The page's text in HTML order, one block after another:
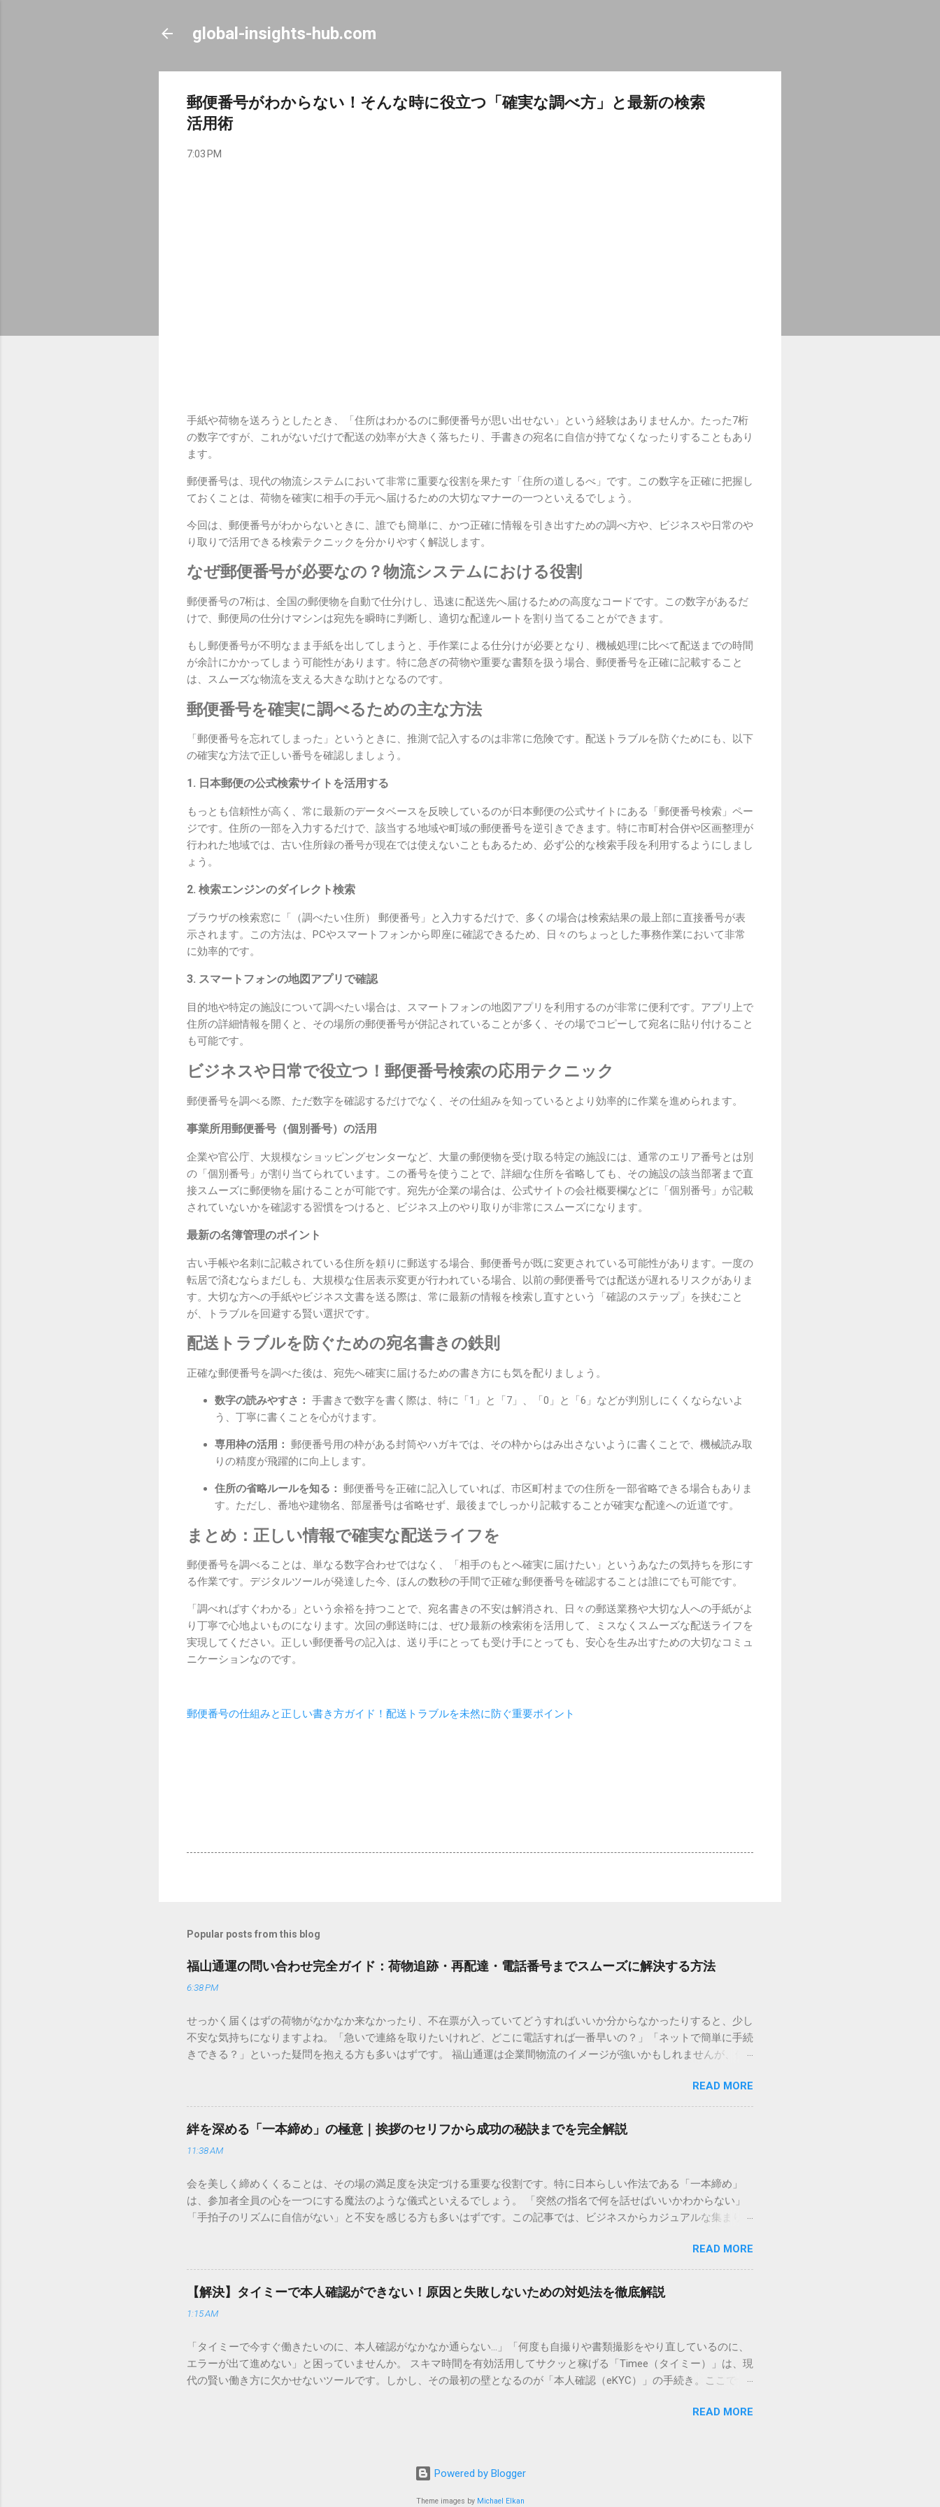
global-insights-hub.com
郵便番号がわからない！そんな時に役立つ「確実な調べ方」と最新の検索
活用術
7:03 PM
手紙や荷物を送ろうとしたとき、「住所はわかるのに郵便番号が思い出せない」という経験はありませんか。たった7桁
の数字ですが、これがないだけで配送の効率が大きく落ちたり、手書きの宛名に自信が持てなくなったりすることもあり
ます。
郵便番号は、現代の物流システムにおいて非常に重要な役割を果たす「住所の道しるべ」です。この数字を正確に把握し
ておくことは、荷物を確実に相手の手元へ届けるための大切なマナーの一つといえるでしょう。
今回は、郵便番号がわからないときに、誰でも簡単に、かつ正確に情報を引き出すための調べ方や、ビジネスや日常のや
り取りで活用できる検索テクニックを分かりやすく解説します。
なぜ郵便番号が必要なの？物流システムにおける役割
郵便番号の7桁は、全国の郵便物を自動で仕分けし、迅速に配送先へ届けるための高度なコードです。この数字があるだ
けで、郵便局の仕分けマシンは宛先を瞬時に判断し、適切な配達ルートを割り当てることができます。
もし郵便番号が不明なまま手紙を出してしまうと、手作業による仕分けが必要となり、機械処理に比べて配送までの時間
が余計にかかってしまう可能性があります。特に急ぎの荷物や重要な書類を扱う場合、郵便番号を正確に記載すること
は、スムーズな物流を支える大きな助けとなるのです。
郵便番号を確実に調べるための主な方法
「郵便番号を忘れてしまった」というときに、推測で記入するのは非常に危険です。配送トラブルを防ぐためにも、以下
の確実な方法で正しい番号を確認しましょう。
1. 日本郵便の公式検索サイトを活用する
もっとも信頼性が高く、常に最新のデータベースを反映しているのが日本郵便の公式サイトにある「郵便番号検索」ペー
ジです。住所の一部を入力するだけで、該当する地域や町域の郵便番号を逆引きできます。特に市町村合併や区画整理が
行われた地域では、古い住所録の番号が現在では使えないこともあるため、必ず公的な検索手段を利用するようにしまし
ょう。
2. 検索エンジンのダイレクト検索
ブラウザの検索窓に「（調べたい住所） 郵便番号」と入力するだけで、多くの場合は検索結果の最上部に直接番号が表
示されます。この方法は、PCやスマートフォンから即座に確認できるため、日々のちょっとした事務作業において非常
に効率的です。
3. スマートフォンの地図アプリで確認
目的地や特定の施設について調べたい場合は、スマートフォンの地図アプリを利用するのが非常に便利です。アプリ上で
住所の詳細情報を開くと、その場所の郵便番号が併記されていることが多く、その場でコピーして宛名に貼り付けること
も可能です。
ビジネスや日常で役立つ！郵便番号検索の応用テクニック
郵便番号を調べる際、ただ数字を確認するだけでなく、その仕組みを知っているとより効率的に作業を進められます。
事業所用郵便番号（個別番号）の活用
企業や官公庁、大規模なショッピングセンターなど、大量の郵便物を受け取る特定の施設には、通常のエリア番号とは別
の「個別番号」が割り当てられています。この番号を使うことで、詳細な住所を省略しても、その施設の該当部署まで直
接スムーズに郵便物を届けることが可能です。宛先が企業の場合は、公式サイトの会社概要欄などに「個別番号」が記載
されていないかを確認する習慣をつけると、ビジネス上のやり取りが非常にスムーズになります。
最新の名簿管理のポイント
古い手帳や名刺に記載されている住所を頼りに郵送する場合、郵便番号が既に変更されている可能性があります。一度の
転居で済むならまだしも、大規模な住居表示変更が行われている場合、以前の郵便番号では配送が遅れるリスクがありま
す。大切な方への手紙やビジネス文書を送る際は、常に最新の情報を検索し直すという「確認のステップ」を挟むこと
が、トラブルを回避する賢い選択です。
配送トラブルを防ぐための宛名書きの鉄則
正確な郵便番号を調べた後は、宛先へ確実に届けるための書き方にも気を配りましょう。
数字の読みやすさ： 手書きで数字を書く際は、特に「1」と「7」、「0」と「6」などが判別しにくくならないよ
う、丁寧に書くことを心がけます。
専用枠の活用： 郵便番号用の枠がある封筒やハガキでは、その枠からはみ出さないように書くことで、機械読み取
りの精度が飛躍的に向上します。
住所の省略ルールを知る： 郵便番号を正確に記入していれば、市区町村までの住所を一部省略できる場合もありま
す。ただし、番地や建物名、部屋番号は省略せず、最後までしっかり記載することが確実な配達への近道です。
まとめ：正しい情報で確実な配送ライフを
郵便番号を調べることは、単なる数字合わせではなく、「相手のもとへ確実に届けたい」というあなたの気持ちを形にす
る作業です。デジタルツールが発達した今、ほんの数秒の手間で正確な郵便番号を確認することは誰にでも可能です。
「調べればすぐわかる」という余裕を持つことで、宛名書きの不安は解消され、日々の郵送業務や大切な人への手紙がよ
り丁寧で心地よいものになります。次回の郵送時には、ぜひ最新の検索術を活用して、ミスなくスムーズな配送ライフを
実現してください。正しい郵便番号の記入は、送り手にとっても受け手にとっても、安心を生み出すための大切なコミュ
ニケーションなのです。
郵便番号の仕組みと正しい書き方ガイド！配送トラブルを未然に防ぐ重要ポイント
Popular posts from this blog
福山通運の問い合わせ完全ガイド：荷物追跡・再配達・電話番号までスムーズに解決する方法
6:38 PM
せっかく届くはずの荷物がなかなか来なかったり、不在票が入っていてどうすればいいか分からなかったりすると、少し
不安な気持ちになりますよね。「急いで連絡を取りたいけれど、どこに電話すれば一番早いの？」「ネットで簡単に手続
きできる？」といった疑問を抱える方も多いはずです。 福山通運は企業間物流のイメージが強いかもしれませんが、個
は、荷物の追跡確認から営業所への電話連絡、再配達の依頼手順まで、初めての方でも迷わずに解決できる方法を詳しく
解説します。 福山通運のサービスの特徴と強み 福山通運は日本全国に広範なネットワークを持つ大手運送会社です。特
に重量物や大型の荷物、そして企業間の輸送において圧倒的な実績を誇ります。 個人で利用する場合、他の宅配業者と
少し異なる点として「営業所ごとの対応が非常にきめ細かい」という特徴があります。地域に密着した各拠点が配送をコ
ントロールしているため、現場の状況に合わせた柔軟な相談がしやすいのがメリットです。まずは、今抱えている悩みが
わせの電話をかける前に、まずは「お荷物配達状況照会」を確認するのが最も効率的です。現在の荷物がいったいどこに
あるのか、いつ届く予定なのかは、お手元の番号一つで判明します。 伝票番号（お問い合わせ番号）を準備する : 送り状
（伝票）の控えに記載されている、数字の並びを確認してください。これが荷物の識別番号になります。 確認できる内
テータス。 メリット : 24時間いつでも自分のペースで確認できるため、電話がつながるのを待つ必要がありません。 ス
マートフォンやパソコンでの操作 : 専用の入力フォームに番号を記載するだけで、リアルタイムの状況が表示されます。
もしステータスが「持戻（不在）」になっていれば、そのままスムーズに次の手続きへ移ることも可能です。 2. 電話で
READ MORE
絆を深める「一本締め」の極意｜挨拶のセリフから成功の秘訣までを完全解説
11:38 AM
会を美しく締めくくることは、その場の満足度を決定づける重要な役割です。特に日本らしい作法である「一本締め」
は、参加者全員の心を一つにする魔法のような儀式といえるでしょう。 「突然の指名で何を話せばいいかわからない」
「手拍子のリズムに自信がない」と不安を感じる方も多いはずです。この記事では、ビジネスからカジュアルな集まりま
解説します。 一本締めとは？その本質と効果 一本締めは、単に手を叩いて終わらせる作業ではありません。その時間、
その場所で共有した喜びや感謝を、全員の手拍子という形にして刻み込む伝統的な儀礼です。 一本締めがもたらすポジ
ティブな効果 一体感の創出 参加者全員が一斉に同じリズムを刻むことで、集団としての連帯感が生まれます。 心地よい
終幕 「ここで終わり」という合図が明確になるため、参加者は余韻を大切にしながら、すっきりと解散することができ
ます。 感謝の視覚化 言葉だけでは伝えきれない「お疲れ様」「ありがとう」という想いを、拍手の音に込めることがで
ムで行われるものを一本締めと呼びますが、一部の地域や習慣ではこれを「一丁締め」と呼ぶこともあります。どちらも
意味合いは同じですので、場の雰囲気に合わせて堂々と行いましょう。 失敗しない！一本締めの正しい手順と作法 リー
ダーを任されたら、以下のステップを意識することで、スムーズかつ威厳のある進行が可能になります。 基本的な流れ
る 長々と語る必要はありません。「これにてお開きといたします」など、締める旨を簡潔に伝えます。 準備の促し 「お
小さいと、全体の音も小さくなり、締まりのない印象になってしまいます。少しお腹から声を出す意識を持つと、場の空
READ MORE
【解決】タイミーで本人確認ができない！原因と失敗しないための対処法を徹底解説
1:15 AM
「タイミーで今すぐ働きたいのに、本人確認がなかなか通らない…」「何度も自撮りや書類撮影をやり直しているのに、
エラーが出て進めない」と困っていませんか。 スキマ時間を有効活用してサクッと稼げる「Timee（タイミー）」は、現
代の賢い働き方に欠かせないツールです。しかし、その最初の壁となるのが「本人確認（eKYC）」の手続き。ここでつ
は、タイミーの本人確認で失敗する原因の多くは、非常にシンプルで、ちょっとしたコツを知るだけで解決できるものば
ミーは「面接なし・履歴書不要」ですぐに働ける画期的なサービスですが、その信頼性を担保しているのが本人確認で
す。企業とワーカー双方が安心して利用するために、公的な身分証明書の提出が必須となっています。 本人確認をしな
いとどうなる？ 「 タイミー 本人確認しないとどうなる のか」と気になる方もいるかもしれませんが、結論から言う
READ MORE
Powered by Blogger
Theme images by Michael Elkan